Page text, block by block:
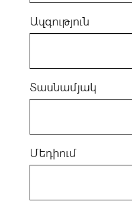
Ազգություն
Տասնամյակ
Մեդիում